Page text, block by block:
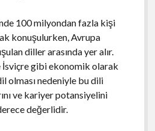
100 milyondan fazla kişi
konuşulurken, Avrupa
diller arasında yer alır.
İsviçre gibi ekonomik olarak
olması nedeniyle bu dili
ve kariyer potansiyelini
değerlidir.